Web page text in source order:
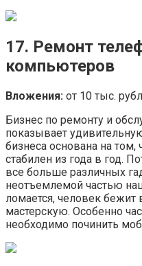
17. Ремонт
компьютеров
Вложения: от 10 тыс.
Бизнес по ремонту и
показывает
бизнеса основана на том,
стабилен из года в год.
все больше различных
неотъемлемой частью
ломается, человек
мастерскую. Особенно
необходимо починить